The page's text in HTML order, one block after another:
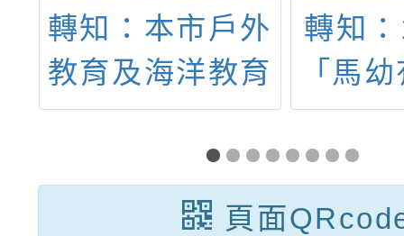
轉知：本市戶外
教育及海洋教育
中心辦理相關影
片競賽事項提醒
轉知
「馬
藝術
「菌
術教
頁面